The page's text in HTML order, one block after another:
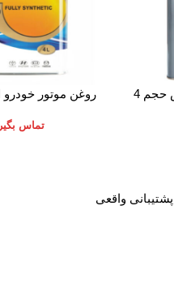
روغن موتور خودرو فلو مکس حجم 4
اطلاعات بیشتر
روغن موتور
تماس